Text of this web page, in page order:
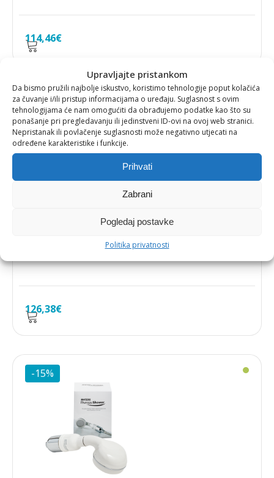
Upravljajte pristankom
Da bismo pružili najbolje iskustvo, koristimo tehnologije poput kolačića
za čuvanje i/ili pristup informacijama o uređaju. Suglasnost s ovim
tehnologijama će nam omogućiti da obrađujemo podatke kao što su
ponašanje pri pregledavanju ili jedinstveni ID-ovi na ovoj web stranici.
Nepristanak ili povlačenje suglasnosti može negativno utjecati na
određene karakteristike i funkcije.
Prihvati
Zabrani
Pogledaj postavke
Politika privatnosti
114,46€
126,38€
AROMATSKE TUŠ GLAVE,TUŠEVI
AROMASENSE VITA - C AROMATSKA TUŠ GLAVA
-15%